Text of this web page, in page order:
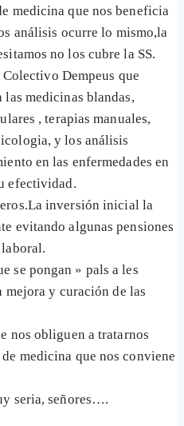
medicina que nos beneficia
análisis ocurre lo mismo,la
no los cubre la SS.
Dempeus que
las medicinas blandas,
, terapias manuales,
y los análisis
en las enfermedades en
efectividad.
inversión inicial la
evitando algunas pensiones
se pongan » pals a les
y curación de las
nos obliguen a tratarnos
medicina que nos conviene
seria, señores….